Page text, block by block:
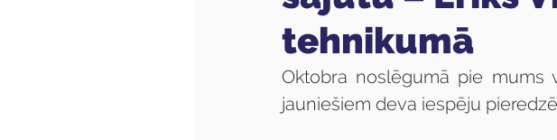
tehnikumā
Oktobra noslēgumā pie mums
jauniešiem deva iespēju